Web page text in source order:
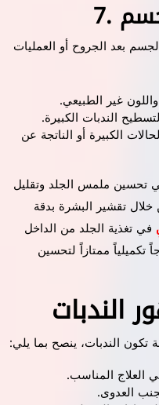
بعد الجروح أو العمليات
غير الطبيعي.
الندبات الكبيرة.
الكبيرة أو الناتجة عن
تحسين ملمس الجلد وتقليل
تقشير البشرة بدقة
في تغذية الجلد من الداخل
تكميلياً ممتازاً لتحسين
الندبات
الندبات، ينصح بما يلي:
العلاج المناسب.
العدوى.